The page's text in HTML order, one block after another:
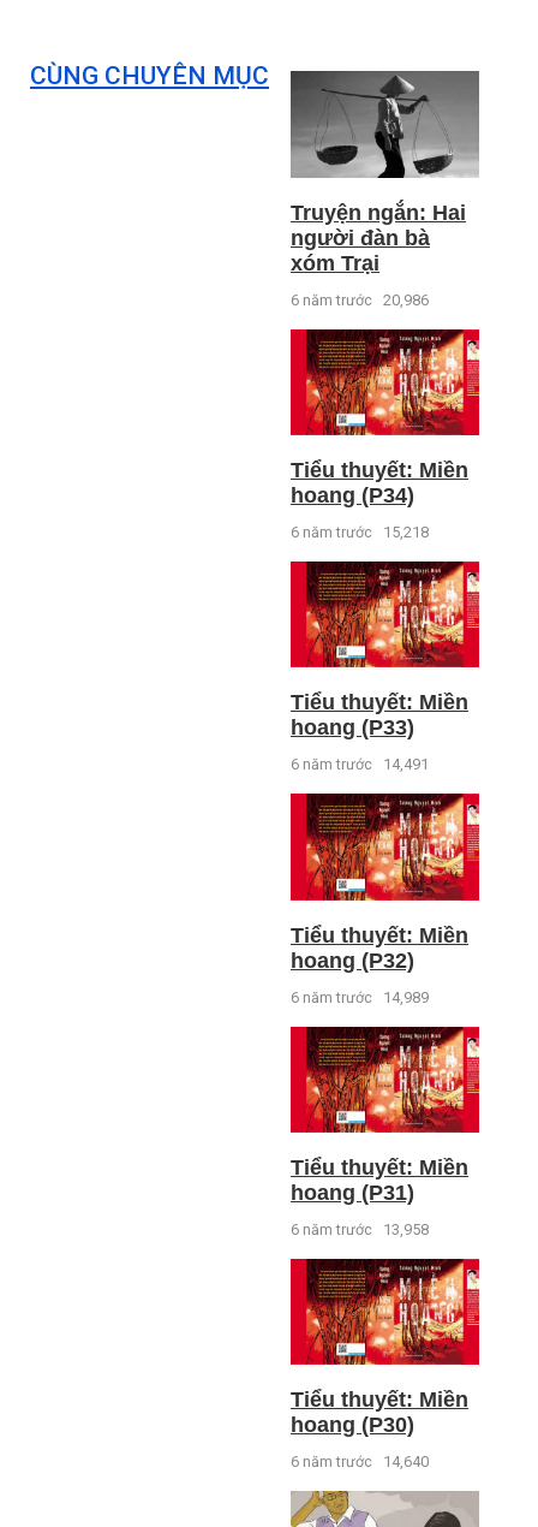
CÙNG CHUYÊN MỤC
Truyện ngắn: Hai
người đàn bà
xóm Trại
6 năm trước 20,986
Tiểu thuyết: Miền
hoang (P34)
6 năm trước 15,218
Tiểu thuyết: Miền
hoang (P33)
6 năm trước 14,491
Tiểu thuyết: Miền
hoang (P32)
6 năm trước 14,989
Tiểu thuyết: Miền
hoang (P31)
6 năm trước 13,958
Tiểu thuyết: Miền
hoang (P30)
6 năm trước 14,640